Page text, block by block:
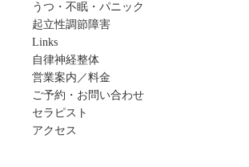
うつ・不眠・パニック
起立性調節障害
Links
自律神経整体
営業案内／料金
ご予約・お問い合わせ
セラピスト
アクセス